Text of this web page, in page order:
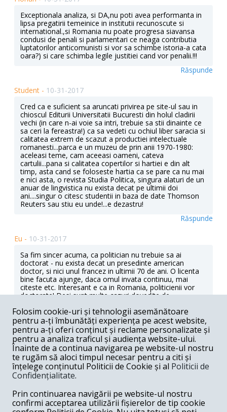
Exceptionala analiza, si DA,nu poti avea performanta in
lipsa pregatirii temeinice in institutii recunoscute si
international.,si Romania nu poate progresa siavansa
condusi de penali si parlamentari ce neaga contributia
luptatorilor anticomunisti si vor sa schimbe istoria-a cata
oara?) si care schimba legile justitiei cand vor penalii.!!!
Răspunde
Student - 10-31-2017
Cred ca e suficient sa aruncati privirea pe site-ul sau in
chioscul Editurii Universitatii Bucuresti din holul cladirii
vechi (in care n-ai voie sa intri, trebuie sa stii dinainte ce
sa ceri la fereastra!) ca sa vedeti cu ochiul liber saracia si
calitatea extrem de scazut a productiei intelectuale
romanesti...parca e un muzeu de prin anii 1970-1980:
aceleasi teme, cam aceeasi oameni, cateva
cartulii...pana si calitatea copertilor si hartiei e din alt
timp, asta cand se foloseste hartia ca se pare ca nu mai
e nici asta, o revista Studia Politica, singura alaturi de un
anuar de lingvistica nu exista decat pe ultimii doi
ani....singur o citesc studentii in baza de date Thomson
Reuters sau stiu eu unde!...e dezastru!
Răspunde
Eu - 10-31-2017
Sa fim sincer acuma, ca politician nu trebuie sa ai
doctorat - nu exista decat un presedinte american
doctor, si nici unul francez in ultimii 70 de ani. O licenta
bine facuta ajunge, daca omul invata continuu, mai
citeste etc. Interesant e ca in Romania, politicienii vor
doctorate! Desi sunt multe cazuri dovedite de
politicieni doctori sau alti doctori de prin birocratie ale
caror competente nu se ridica nici macar la nivelul vechii
licente dd r ani onest facute! E o frauda totala, dar
romanii care vor sa parvina, nu numai in politic, pe cat
uras adevaratele competente, pe atat vor diplome
oficiale mai inalte! E valabil si printre multi universitari
mai batrani, formati prin scoli de partid, sau tineri cu
doua joburi asistenti de nu stiu ce, ca e vai de mama lui
invatamantul romanesc, sunt putine cazuri in care ai o
universitate romaneasca pe un domeniu anume!
Majoritatea facultatilor din atiinte sociale (stiinte politice,
economie, sociologie) sunt in Romania formele fara
Folosim cookie-uri și tehnologii asemănătoare
pentru a-ți îmbunătăți experiența pe acest website,
pentru a-ți oferi conținut și reclame personalizate și
pentru a analiza traficul și audiența website-ului.
Înainte de a continua navigarea pe website-ul nostru
te rugăm să aloci timpul necesar pentru a citi și
înțelege conținutul Politicii de Cookie și al Politicii de
Confidențialitate.
Prin continuarea navigării pe website-ul nostru
confirmi acceptarea utilizării fișierelor de tip cookie